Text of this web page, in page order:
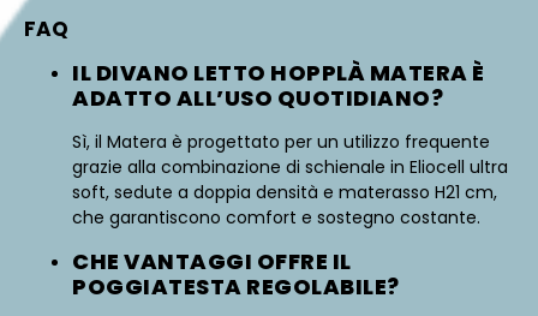
FAQ
IL DIVANO LETTO HOPPLÀ MATERA È
ADATTO ALL’USO QUOTIDIANO?
Sì, il Matera è progettato per un utilizzo frequente
grazie alla combinazione di schienale in Eliocell ultra
soft, sedute a doppia densità e materasso H21 cm,
che garantiscono comfort e sostegno costante.
CHE VANTAGGI OFFRE IL
POGGIATESTA REGOLABILE?